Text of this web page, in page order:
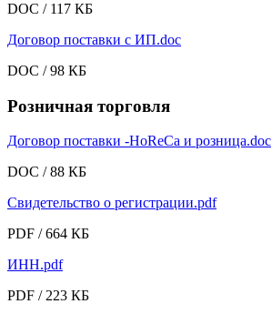
DOC / 117 КБ
Договор поставки с ИП.doc
DOC / 98 КБ
Розничная торговля
Договор поставки -HoReCa и розница.doc
DOC / 88 КБ
Свидетельство о регистрации.pdf
PDF / 664 КБ
ИНН.pdf
PDF / 223 КБ